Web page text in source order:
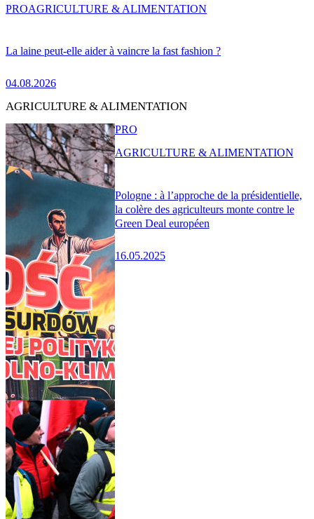
La laine peut-elle aider à vaincre la fast fashion ?
04.08.2026
PROAGRICULTURE & ALIMENTATION
AGRICULTURE & ALIMENTATION
Pologne : à l’approche de la présidentielle,
la colère des agriculteurs monte contre le
Green Deal européen
16.05.2025
PRO
AGRICULTURE & ALIMENTATION